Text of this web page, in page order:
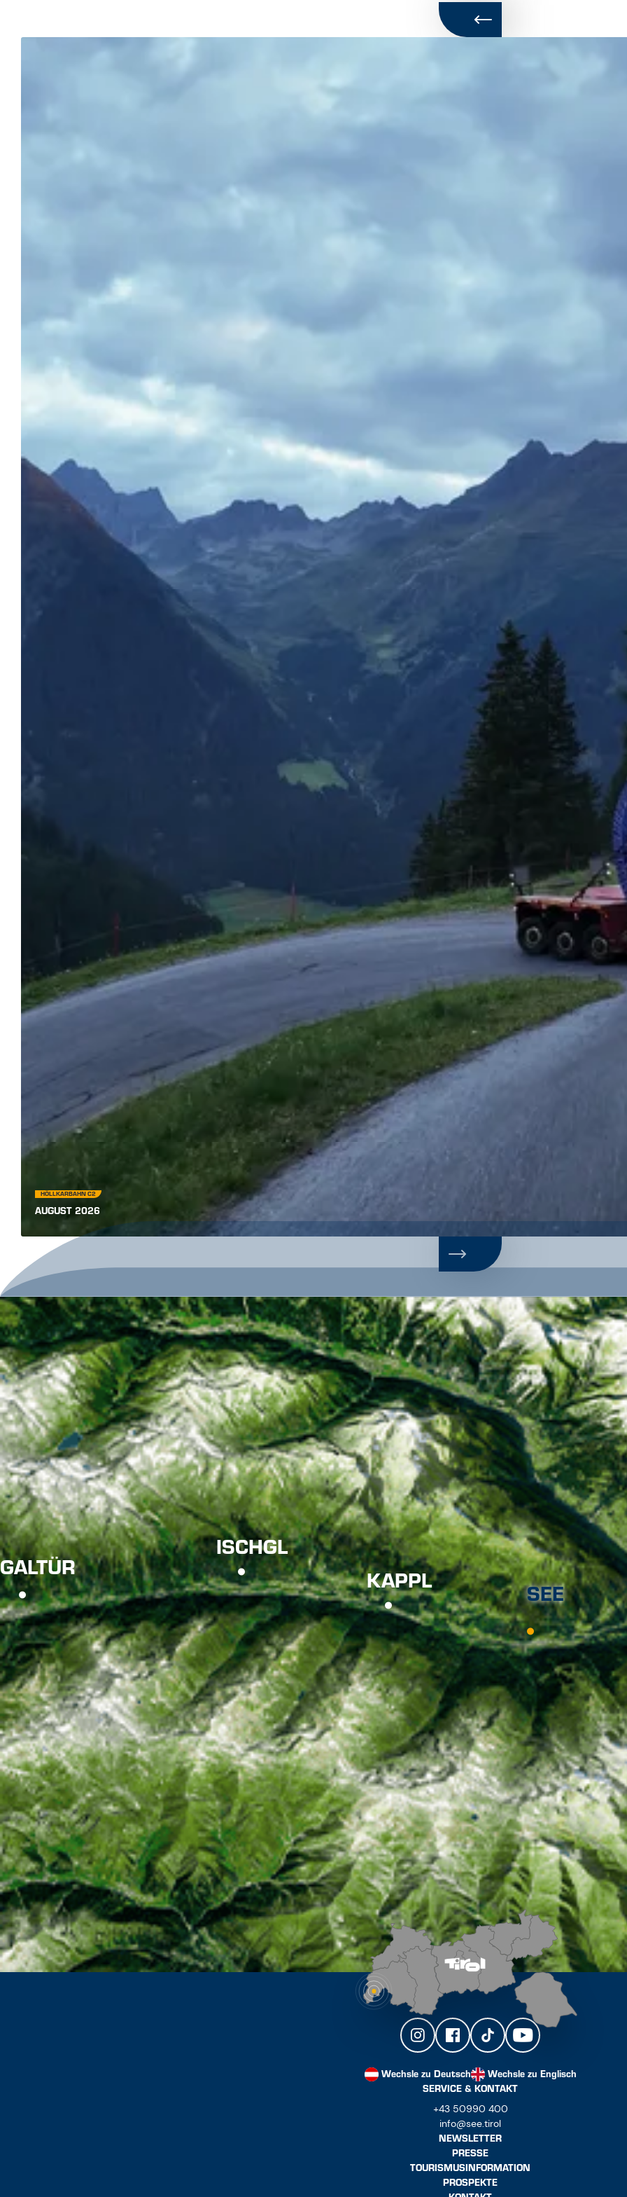
HÖLLKARBAHN C2
AUGUST 2026
GALTÜR
ISCHGL
KAPPL
SEE
Wechsle zu Deutsch
Wechsle zu Englisch
SERVICE & KONTAKT
+43 50990 400
info@see.tirol
NEWSLETTER
PRESSE
TOURISMUSINFORMATION
PROSPEKTE